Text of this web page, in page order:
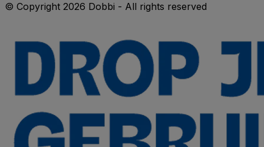
© Copyright 2026 Dobbi - All rights reserved